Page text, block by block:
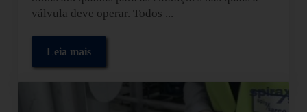
válvula deve operar. Todos ...
Leia maisInstalação de válvulas de controlo em sistemas de